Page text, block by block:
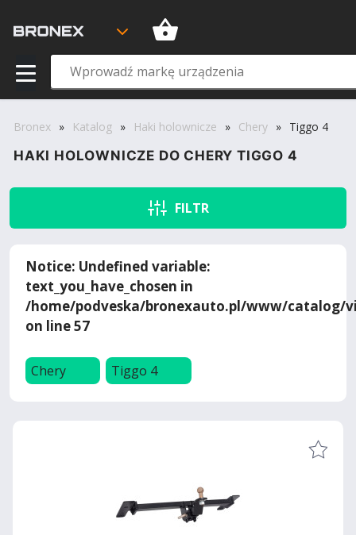
Bronex » Katalog » Haki holownicze » Chery » Tiggo 4
HAKI HOLOWNICZE DO CHERY TIGGO 4
FILTR
Notice: Undefined variable:
text_you_have_chosen in
/home/podveska/bronexauto.pl/www/catalog/
on line57
Chery Tiggo 4